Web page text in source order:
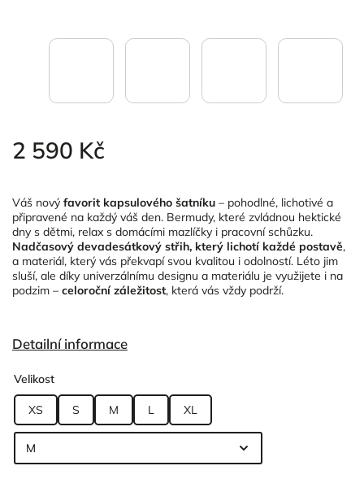
2 590 Kč
Váš nový favorit kapsulového šatníku – pohodlné, lichotivé a
připravené na každý váš den. Bermudy, které zvládnou hektické
dny s dětmi, relax s domácími mazlíčky i pracovní schůzku.
Nadčasový devadesátkový střih, který lichotí každé postavě,
a materiál, který vás překvapí svou kvalitou i odolností. Léto jim
sluší, ale díky univerzálnímu designu a materiálu je využijete i na
podzim – celoroční záležitost, která vás vždy podrží.
Detailní informace
Velikost
XS S M L XL